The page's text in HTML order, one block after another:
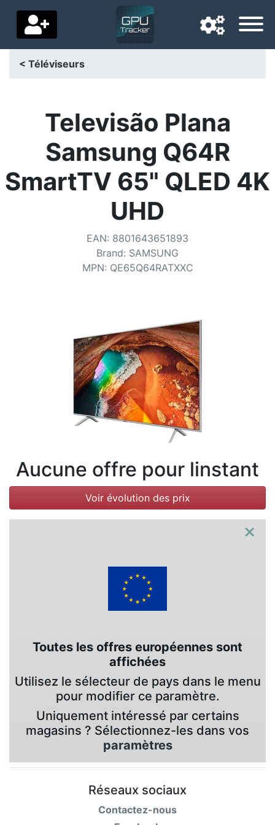
Pays de livraison
Accueil
Baisses de prix
Paramètres
Contactez-nous
< Téléviseurs
Televisão Plana
Samsung Q64R
SmartTV 65" QLED 4K
UHD
EAN: 8801643651893
Brand: SAMSUNG
MPN: QE65Q64RATXXC
Aucune offre pour linstant
Voir évolution des prix
×
Toutes les offres européennes sont
affichées
Utilisez le sélecteur de pays dans le menu
pour modifier ce paramètre.
Uniquement intéressé par certains
magasins ? Sélectionnez-les dans vos
paramètres
Réseaux sociaux
Contactez-nous